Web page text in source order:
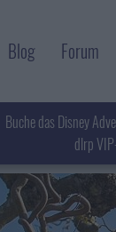
Blog Forum
Buche das Disney
dlrp